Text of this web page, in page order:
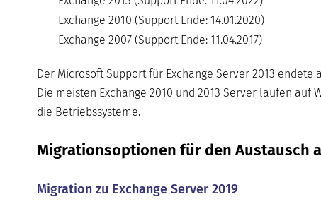
Exchange 2010 (Support Ende: 14.01.2020)
Exchange 2007 (Support Ende: 11.04.2017)
Der Microsoft Support für Exchange Server 2013 endete
Die meisten Exchange 2010 und 2013 Server laufen
die Betriebssysteme.
Migrationsoptionen für den Austausch
Migration zu Exchange Server 2019